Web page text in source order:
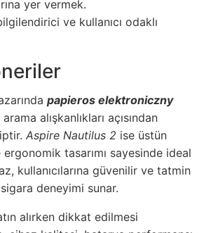
yer vermek.
ve kullanıcı odaklı
papieros elektroniczny
alışkanlıkları açısından
Aspire Nautilus 2 ise üstün
tasarımı sayesinde ideal
kullanıcılarına güvenilir ve tatmin
deneyimi sunar.
alırken dikkat edilmesi